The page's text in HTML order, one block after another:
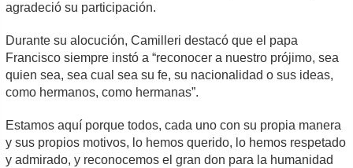
agradeció su participación.
Durante su alocución, Camilleri destacó que el papa
Francisco siempre instó a “reconocer a nuestro prójimo, sea
quien sea, sea cual sea su fe, su nacionalidad o sus ideas,
como hermanos, como hermanas”.
Estamos aquí porque todos, cada uno con su propia manera
y sus propios motivos, lo hemos querido, lo hemos respetado
y admirado, y reconocemos el gran don para la humanidad